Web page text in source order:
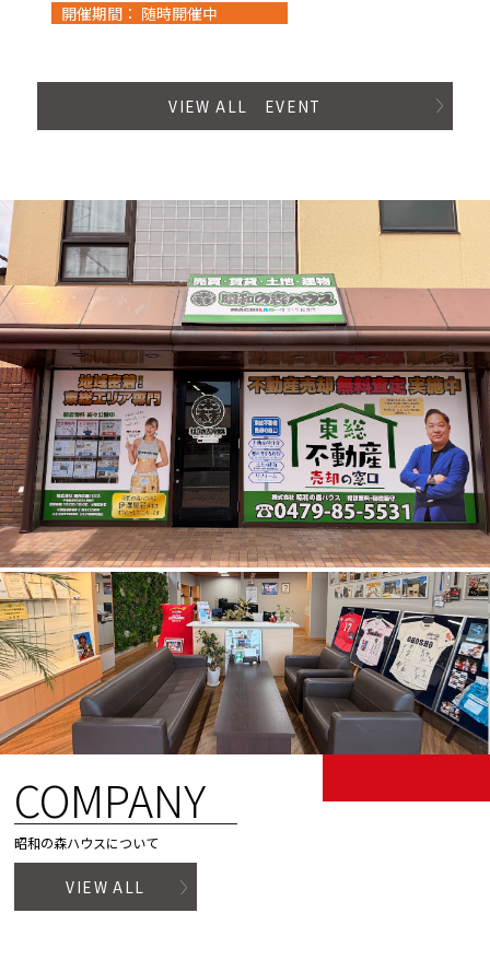
開催期間： 随時開催中
VIEW ALL EVENT
COMPANY
昭和の森ハウスについて
VIEW ALL